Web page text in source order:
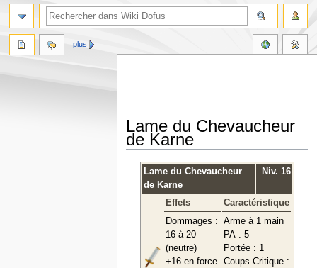
Lame du Chevaucheur
de Karne
navigation
Lame du Chevaucheur
de Karne
Niv. 16
Effets
Caractéristique
Dommages :
16 à 20
(neutre)
+16 en force
Arme à 1 main
PA : 5
Portée : 1
Coups Critique :
plus